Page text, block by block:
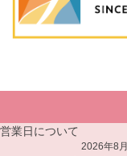
営業日について
2026年8月